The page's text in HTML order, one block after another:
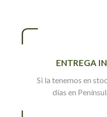
ENTREGA
Si la tenemos en
días en